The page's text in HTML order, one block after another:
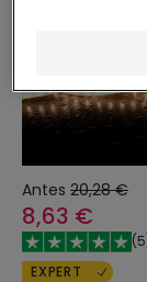
Antes 20,28 €
8,63 €
(5
EXPERT